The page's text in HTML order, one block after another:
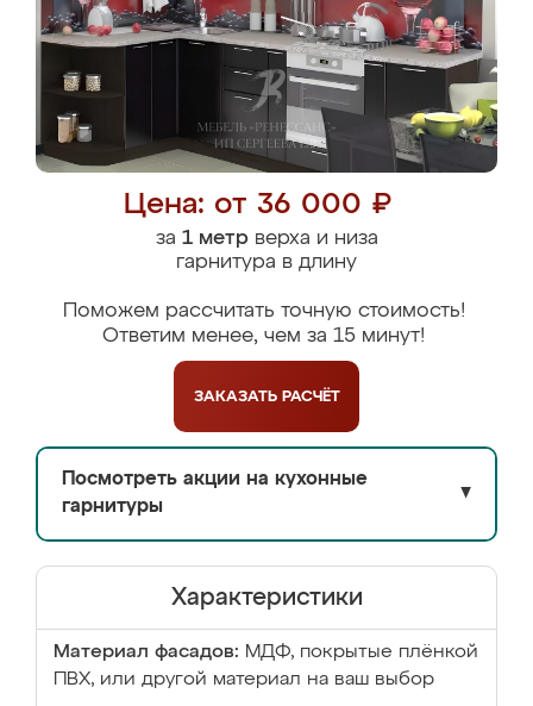
Цена: от 36 000 ₽
за 1 метрверха и низа
гарнитура в длину
Поможем рассчитать точную стоимость!
Ответим менее, чем за 15 минут!
ЗАКАЗАТЬ РАСЧЁТ
Посмотреть акции на кухонные
гарнитуры
▼
Характеристики
Материал фасадов: МДФ, покрытые плёнкой
ПВХ, или другой материал на ваш выбор